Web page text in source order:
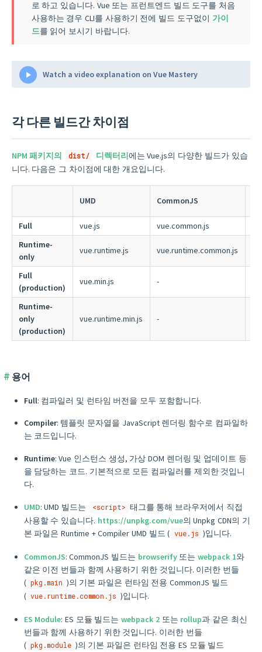
로 하고 있습니다. Vue 또는 프런트엔드 빌드 도구를 처음
사용하는 경우 CLI를 사용하기 전에 빌드 도구없이 가이
드를 읽어 보시기 바랍니다.
Watch a video explanation on Vue Mastery
각 다른 빌드간 차이점
NPM 패키지의 dist/ 디렉터리에는 Vue.js의 다양한 빌드가 있습
니다. 다음은 그 차이점에 대한 개요입니다.
UMD CommonJS
Full
vue.js vue.common.js
Runtime-
only
vue.runtime.js vue.runtime.common.js
Full
(production)
vue.min.js -
Runtime-
only
(production)
vue.runtime.min.js -
용어
Full: 컴파일러 및 런타임 버전을 모두 포함합니다.
Compiler: 템플릿 문자열을 JavaScript 렌더링 함수로 컴파일하
는 코드입니다.
Runtime: Vue 인스턴스 생성, 가상 DOM 렌더링 및 업데이트 등
을 담당하는 코드. 기본적으로 모든 컴파일러를 제외한 것입니
다.
UMD: UMD 빌드는 <script> 태그를 통해 브라우저에서 직접
사용할 수 있습니다. https://unpkg.com/vue의 Unpkg CDN의 기
본 파일은 Runtime + Compiler UMD 빌드 ( vue.js )입니다.
CommonJS: CommonJS 빌드는 browserify또는webpack 1와
같은 이전 번들과 함께 사용하기 위한 것입니다. 이러한 번들
( pkg.main )의 기본 파일은 런타임 전용 CommonJS 빌드
( vue.runtime.common.js )입니다.
ES Module: ES 모듈 빌드는webpack 2또는 rollup과 같은 최신
번들과 함께 사용하기 위한 것입니다. 이러한 번들
( pkg.module )의 기본 파일은 런타임 전용 ES 모듈 빌드